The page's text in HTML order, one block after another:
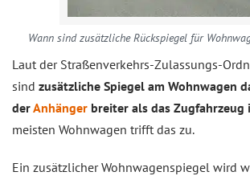
Wann sind zusätzliche Rückspiegel für
Laut der Straßenverkehrs-Zulassungs-
sind zusätzliche Spiegel am Wohnwagen
derAnhänger breiter als das Zugfahrzeug
meisten Wohnwagen trifft das zu.
Ein zusätzlicher Wohnwagenspiegel wird